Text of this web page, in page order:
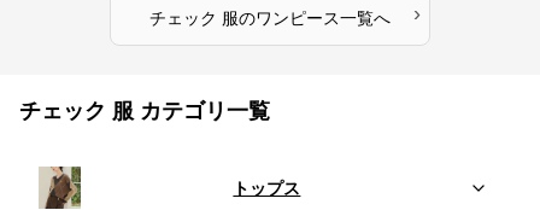
チェック 服のワンピース一覧へ ›
チェック 服 カテゴリ一覧
トップス